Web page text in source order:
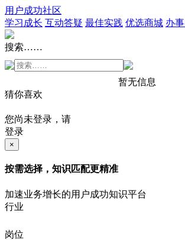
用户成功社区
学习成长 互动答疑 最佳实践 优选商城 办
搜索……
暂无信息
猜你喜欢
您尚未登录，请
登录
×
按需选择，知识匹配更精准
加速业务增长的用户成功知识平台
行业
岗位